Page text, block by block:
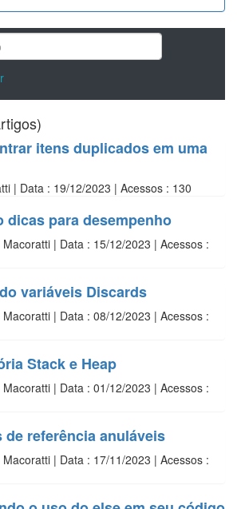
itens duplicados em uma
| Data : 19/12/2023 | Acessos : 130
dicas para desempenho
| Data : 15/12/2023 | Acessos :
variáveis Discards
| Data : 08/12/2023 | Acessos :
Stack e Heap
| Data : 01/12/2023 | Acessos :
de referência anuláveis
| Data : 17/11/2023 | Acessos :